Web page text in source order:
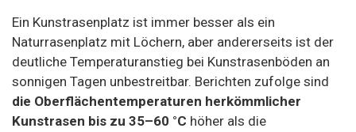
Ein Kunstrasenplatz ist immer besser als ein
Naturrasenplatz mit Löchern, aber andererseits ist der
deutliche Temperaturanstieg bei Kunstrasenböden an
sonnigen Tagen unbestreitbar. Berichten zufolge sind
die Oberflächentemperaturen herkömmlicher
Kunstrasen bis zu 35–60 °C höher als die